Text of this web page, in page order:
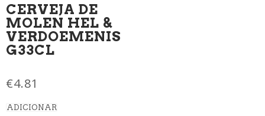
CERVEJA DE
MOLEN HEL &
VERDOEMENIS
G33CL
€4.81
ADICIONAR